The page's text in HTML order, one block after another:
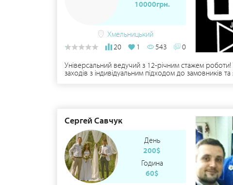
10000грн.
Хмельницький
20
1 543
0
Універсальний ведучий з 12-річним стажем
заходів з індивідуальним підходом до замовників
Сергей Савчук
День
200$
Година
60$